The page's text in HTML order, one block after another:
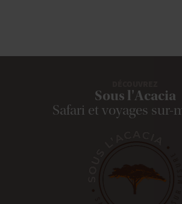
Sous l'Acacia
Safari et voyages sur-